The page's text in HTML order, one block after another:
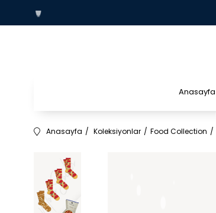
Anasayfa
Anasayfa Koleksiyonlar Food Collection